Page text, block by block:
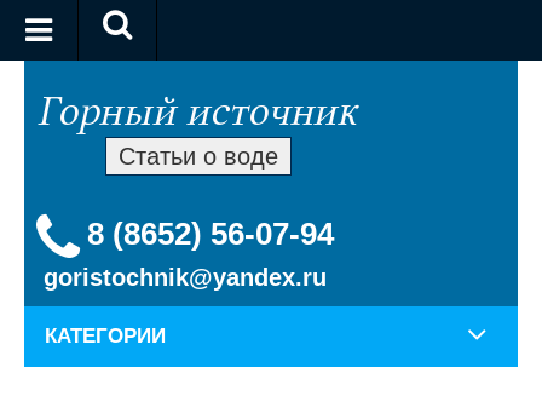
Статьи о воде
8 (8652) 56-07-94
goristochnik@yandex.ru
КАТЕГОРИИ